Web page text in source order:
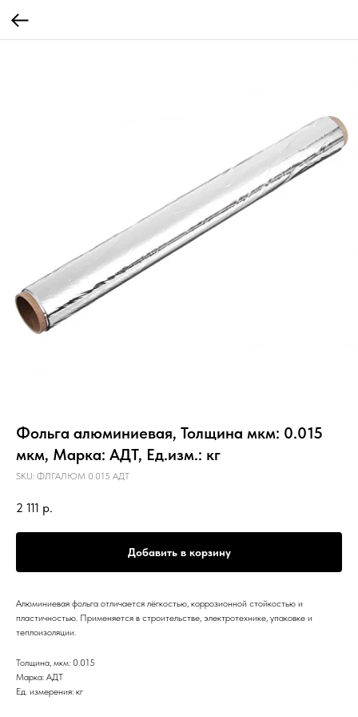
Фольга алюминиевая, Толщина мкм: 0.015
мкм, Марка: АДТ, Ед.изм.: кг
SKU: ФЛГАЛЮМ 0.015 АДТ
2 111 р.
Добавить в корзину
Алюминиевая фольга отличается лёгкостью, коррозионной стойкостью и
пластичностью. Применяется в строительстве, электротехнике, упаковке и
теплоизоляции.
Толщина, мкм: 0.015
Марка: АДТ
Ед. измерения: кг